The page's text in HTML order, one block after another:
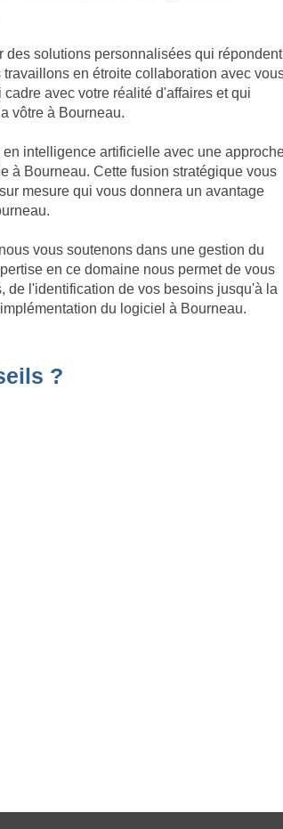
solutions personnalisées qui
en étroite collaboration avec
avec votre réalité d'affaires et qui
vôtre à Bourneau.
intelligence artificielle avec une
à Bourneau. Cette fusion stratégique vous
mesure qui vous donnera un avantage
vous soutenons dans une gestion du
en ce domaine nous permet de vous
de l'identification de vos besoins jusqu'à la
du logiciel à Bourneau.
?